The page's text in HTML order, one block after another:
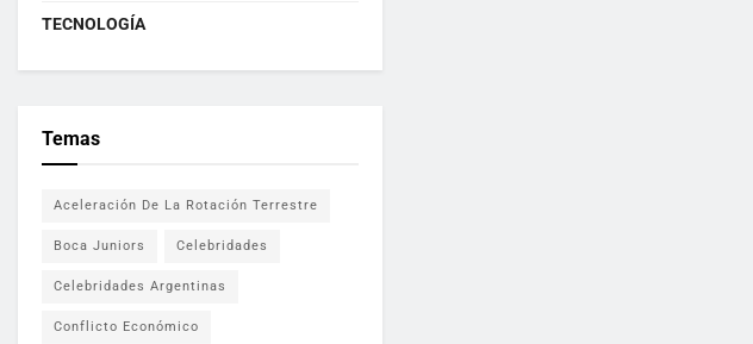
TECNOLOGÍA
Temas
Aceleración De La Rotación Terrestre
Boca Juniors Celebridades
Celebridades Argentinas
Conflicto Económico